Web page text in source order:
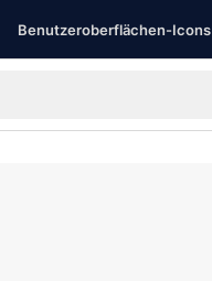
Benutzeroberflächen-Icons